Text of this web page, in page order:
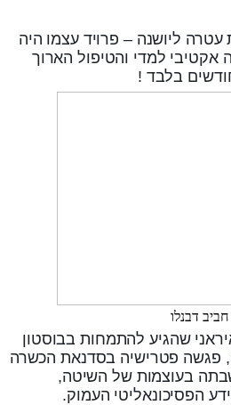
ליושנה – פרויד עצמו היה
למדי והטיפול הארוך
בלבד !
חביב דבנלו
שהגיע להתמחות בבוסטון
פגשה פטרישיה בסדנאת הכשרה
בעוצמות של השיטה,
הפסיכונאליטי העמוק.